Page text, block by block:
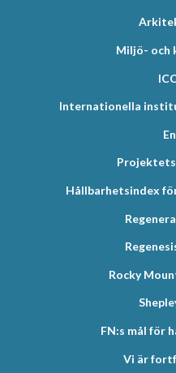
Miljö- och
Internationella
Hållbarhetsindex
Rocky
FN:s mål för
Vi är